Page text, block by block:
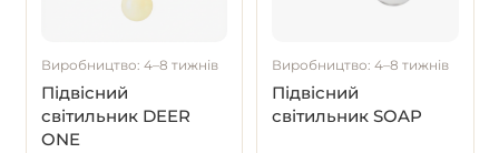
Виробництво: 4–8 тижнів
Підвісний
світильник DEER
ONE
Виробництво: 4–8 тижнів
Підвісний
світильник SOAP